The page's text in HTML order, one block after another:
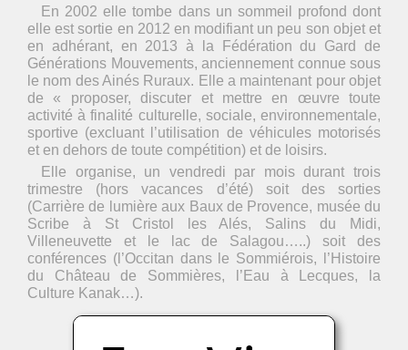
En 2002 elle tombe dans un sommeil profond dont
elle est sortie en 2012 en modifiant un peu son objet et
en adhérant, en 2013 à la Fédération du Gard de
Générations Mouvements, anciennement connue sous
le nom des Ainés Ruraux. Elle a maintenant pour objet
de « proposer, discuter et mettre en œuvre toute
activité à finalité culturelle, sociale, environnementale,
sportive (excluant l’utilisation de véhicules motorisés
et en dehors de toute compétition) et de loisirs.
Elle organise, un vendredi par mois durant trois
trimestre (hors vacances d’été) soit des sorties
(Carrière de lumière aux Baux de Provence, musée du
Scribe à St Cristol les Alés, Salins du Midi,
Villeneuvette et le lac de Salagou…..) soit des
conférences (l’Occitan dans le Sommiérois, l’Histoire
du Château de Sommières, l’Eau à Lecques, la
Culture Kanak…).